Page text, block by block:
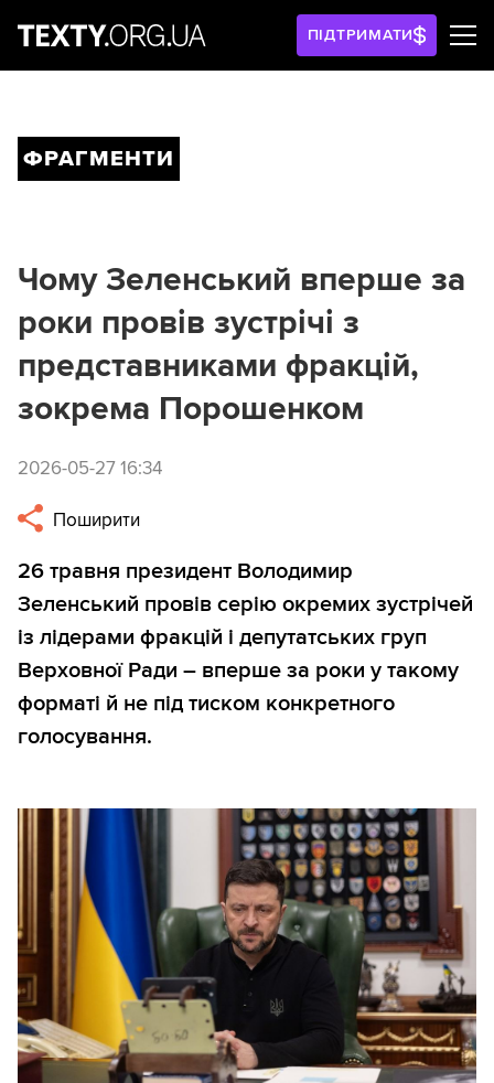
ПІДТРИМАТИ
ФРАГМЕНТИ
Чому Зеленський вперше за
роки провів зустрічі з
представниками фракцій,
зокрема Порошенком
2026-05-27 16:34
Поширити
26 травня президент Володимир
Зеленський провів серію окремих зустрічей
із лідерами фракцій і депутатських груп
Верховної Ради – вперше за роки у такому
форматі й не під тиском конкретного
голосування.